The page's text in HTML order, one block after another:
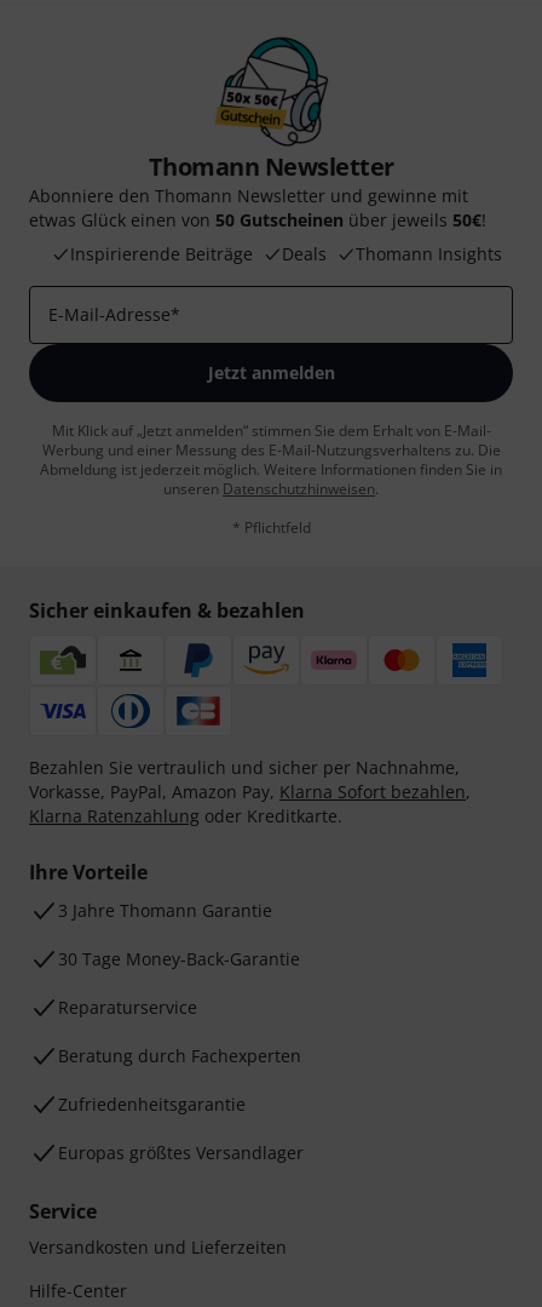
Thomann Newsletter
Abonniere den Thomann Newsletter und gewinne mit
etwas Glück einen von 50 Gutscheinen über jeweils 50€!
Inspirierende Beiträge
Deals Thomann Insights
E-Mail-Adresse*
Jetzt anmelden
Mit Klick auf „Jetzt anmelden“ stimmen Sie dem Erhalt von E-Mail-
Werbung und einer Messung des E-Mail-Nutzungsverhaltens zu. Die
Abmeldung ist jederzeit möglich. Weitere Informationen finden Sie in
unseren Datenschutzhinweisen.
* Pflichtfeld
Sicher einkaufen & bezahlen
Bezahlen Sie vertraulich und sicher per Nachnahme,
Vorkasse, PayPal, Amazon Pay, Klarna Sofort bezahlen,
Klarna Ratenzahlung oder Kreditkarte.
Ihre Vorteile
3 Jahre Thomann Garantie
30 Tage Money-Back-Garantie
Reparaturservice
Beratung durch Fachexperten
Zufriedenheitsgarantie
Europas größtes Versandlager
Service
Versandkosten und Lieferzeiten
Hilfe-Center